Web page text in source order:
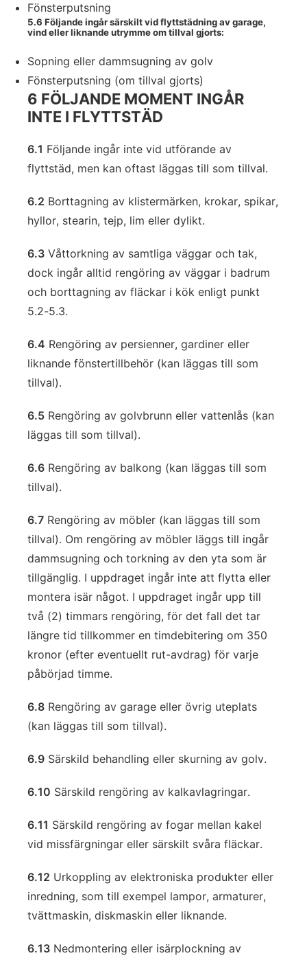
Fönsterputsning
5.6 Följande ingår särskilt vid flyttstädning av garage,
vind eller liknande utrymme om tillval gjorts:
Sopning eller dammsugning av golv
Fönsterputsning (om tillval gjorts)
6 FÖLJANDE MOMENT INGÅR
INTE I FLYTTSTÄD
6.1 Följande ingår inte vid utförande av
flyttstäd, men kan oftast läggas till som tillval.
6.2 Borttagning av klistermärken, krokar, spikar,
hyllor, stearin, tejp, lim eller dylikt.
6.3 Våttorkning av samtliga väggar och tak,
dock ingår alltid rengöring av väggar i badrum
och borttagning av fläckar i kök enligt punkt
5.2-5.3.
6.4 Rengöring av persienner, gardiner eller
liknande fönstertillbehör (kan läggas till som
tillval).
6.5 Rengöring av golvbrunn eller vattenlås (kan
läggas till som tillval).
6.6 Rengöring av balkong (kan läggas till som
tillval).
6.7 Rengöring av möbler (kan läggas till som
tillval). Om rengöring av möbler läggs till ingår
dammsugning och torkning av den yta som är
tillgänglig. I uppdraget ingår inte att flytta eller
montera isär något. I uppdraget ingår upp till
två (2) timmars rengöring, för det fall det tar
längre tid tillkommer en timdebitering om 350
kronor (efter eventuellt rut-avdrag) för varje
påbörjad timme.
6.8 Rengöring av garage eller övrig uteplats
(kan läggas till som tillval).
6.9 Särskild behandling eller skurning av golv.
6.10 Särskild rengöring av kalkavlagringar.
6.11 Särskild rengöring av fogar mellan kakel
vid missfärgningar eller särskilt svåra fläckar.
6.12 Urkoppling av elektroniska produkter eller
inredning, som till exempel lampor, armaturer,
tvättmaskin, diskmaskin eller liknande.
6.13 Nedmontering eller isärplockning av